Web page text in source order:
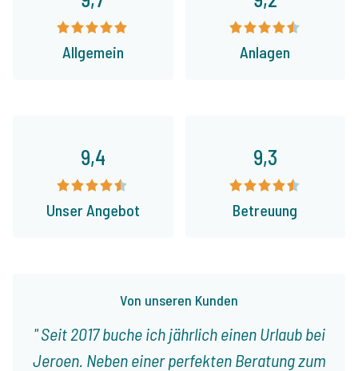
Allgemein Anlagen
Von unseren Kunden
Seit 2017 buche ich jährlich einen Urlaub bei
Jeroen. Neben einer perfekten Beratung zum
9,4
Unser Angebot
9,3
Betreuung